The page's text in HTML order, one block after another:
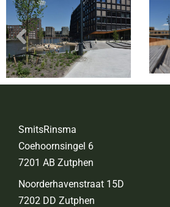
SmitsRinsma
Coehoornsingel 6
7201 AB Zutphen
Noorderhavenstraat 15D
7202 DD Zutphen